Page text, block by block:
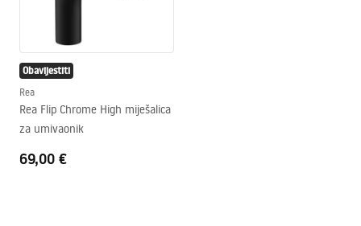
Obavijestiti
Rea
Rea Flip Chrome High miješalica
za umivaonik
69,00 €